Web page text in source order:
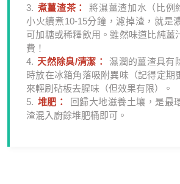
3. 煮薑渣茶：
將濕薑渣加水（比例
小火續煮10-15分鐘，濾掉渣，就是
可加糖或稀釋飲用。雖然味道比純薑
費！
4. 天然除臭/清潔：
濕潤的薑渣具有
時放在冰箱角落吸附異味（記得定期
來輕刷砧板去腥味（但效果有限）。
5. 堆肥：
回歸大地滋養土壤，是最
渣混入廚餘堆肥桶即可。